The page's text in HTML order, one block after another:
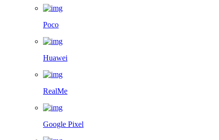
Poco
Huawei
RealMe
Google Pixel